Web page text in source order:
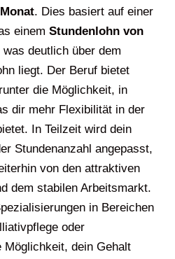
. Dies basiert auf einer
einem Stundenlohn von
deutlich über dem
liegt. Der Beruf bietet
die Möglichkeit, in
dir mehr Flexibilität in der
In Teilzeit wird dein
Stundenanzahl angepasst,
von den attraktiven
dem stabilen Arbeitsmarkt.
in Bereichen
oder
Möglichkeit, dein Gehalt